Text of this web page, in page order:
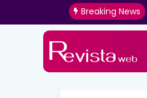
Breaking News